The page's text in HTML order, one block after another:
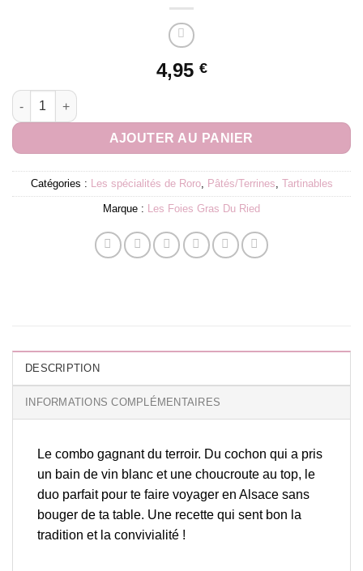
4,95 €
quantité de Terrine alsacienne à la choucroute 90g
AJOUTER AU PANIER
Catégories : Les spécialités de Roro, Pâtés/Terrines, Tartinables
Marque : Les Foies Gras Du Ried
DESCRIPTION
INFORMATIONS COMPLÉMENTAIRES
Le combo gagnant du terroir. Du cochon qui a pris
un bain de vin blanc et une choucroute au top, le
duo parfait pour te faire voyager en Alsace sans
bouger de ta table. Une recette qui sent bon la
tradition et la convivialité !